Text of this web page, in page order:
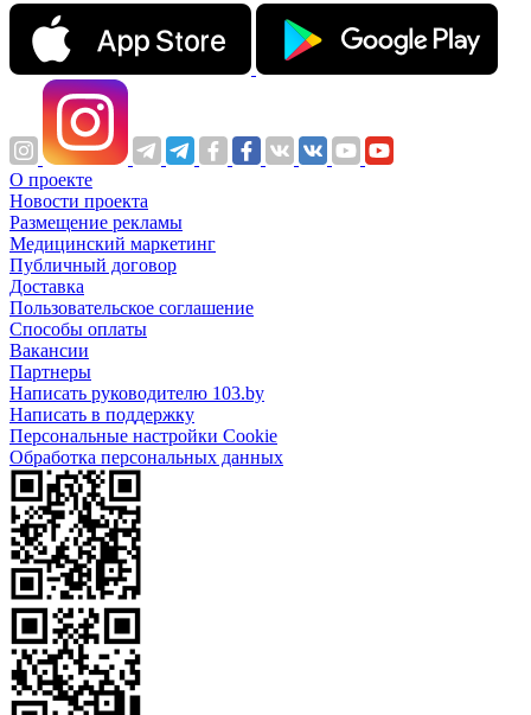
О проекте
Новости проекта
Размещение рекламы
Медицинский маркетинг
Публичный договор
Доставка
Пользовательское соглашение
Способы оплаты
Вакансии
Партнеры
Написать руководителю 103.by
Написать в поддержку
Персональные настройки Cookie
Обработка персональных данных